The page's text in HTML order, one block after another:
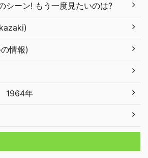
シーン! もう一度見たいのは?
情報)
1964年